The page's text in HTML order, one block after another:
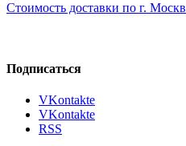
Стоимость доставки по г.
Подписаться
VKontakte
VKontakte
RSS